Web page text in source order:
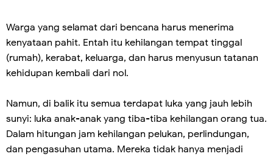
Warga yang selamat dari bencana harus menerima
kenyataan pahit. Entah itu kehilangan tempat tinggal
(rumah), kerabat, keluarga, dan harus menyusun tatanan
kehidupan kembali dari nol.
Namun, di balik itu semua terdapat luka yang jauh lebih
sunyi: luka anak-anak yang tiba-tiba kehilangan orang tua.
Dalam hitungan jam kehilangan pelukan, perlindungan,
dan pengasuhan utama. Mereka tidak hanya menjadi